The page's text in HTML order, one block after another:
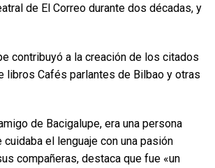
de El Correo durante dos décadas, y
contribuyó a la creación de los citados
libros Cafés parlantes de Bilbao y otras
de Bacigalupe, era una persona
el lenguaje con una pasión
compañeras, destaca que fue «un